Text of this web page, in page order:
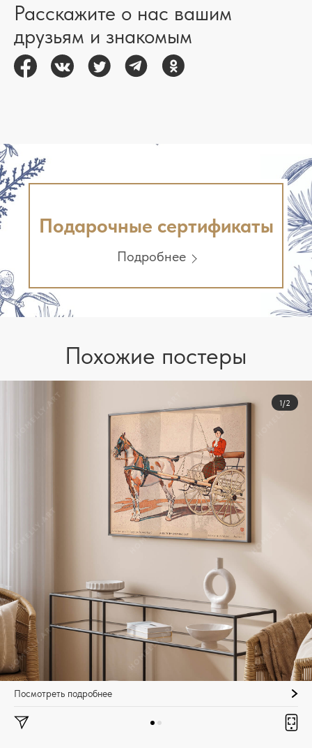
Расскажите о нас вашим
друзьям и знакомым
Подарочные сертификаты
Подробнее
Похожие постеры
1/2
Посмотреть подробнее